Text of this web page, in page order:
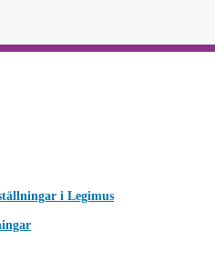
i Legimus